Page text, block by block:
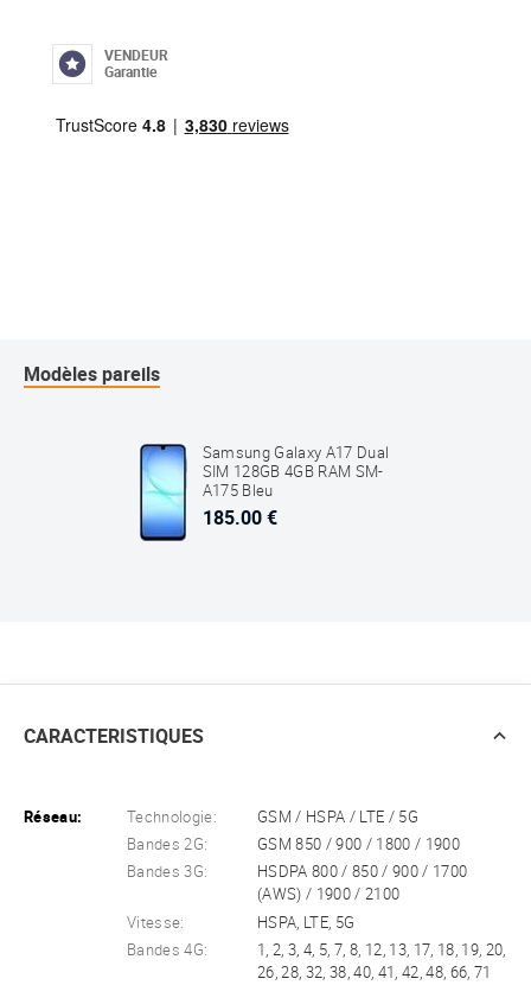
VENDEUR
Garantie
Modèles pareils
Samsung Galaxy A17 Dual
SIM 128GB 4GB RAM SM-
A175 Bleu
185.00 €
CARACTERISTIQUES
Réseau: Technologie:
GSM / HSPA / LTE / 5G
Bandes 2G:
GSM 850 / 900 / 1800 / 1900
Bandes 3G:
HSDPA 800 / 850 / 900 / 1700
(AWS) / 1900 / 2100
Vitesse:
HSPA, LTE, 5G
Bandes 4G:
1, 2, 3, 4, 5, 7, 8, 12, 13, 17, 18, 19, 20,
26, 28, 32, 38, 40, 41, 42, 48, 66, 71